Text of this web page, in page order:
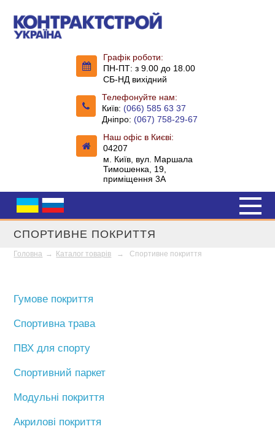
Графік роботи:
ПН-ПТ: з 9.00 до 18.00
СБ-НД вихідний
Телефонуйте нам:
Київ: (066) 585 63 37
Дніпро: (067) 758-29-67
Наш офіс в Києві:
04207
м. Київ, вул. Маршала
Тимошенка, 19,
приміщення 3А
СПОРТИВНЕ ПОКРИТТЯ
Головна → Каталог товарів → Спортивне покриття
Гумове покриття
Спортивна трава
ПВХ для спорту
Спортивний паркет
Модульні покриття
Акрилові покриття